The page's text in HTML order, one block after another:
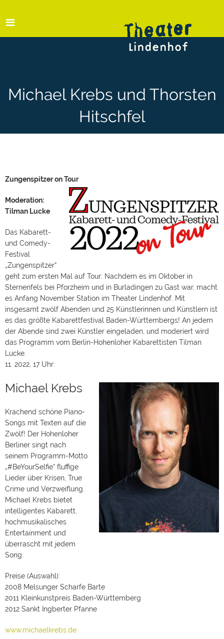
Michael Krebs und Thorsten
Hitschfel
Zungenspitzer on Tour
Moderation:
Tilman Lucke
Das Kabarett-
und Comedy-
Festival
„Zungenspitzer“
geht zum ersten Mal auf Tour: Nachdem es im Oktober in
Sternenfels bei Pforzheim und in Burladingen zu Gast war, macht
es Anfang November Station im Theater Lindenhof. Mit
insgesamt zwölf Abenden und 25 Künstlerinnen und Künstlern ist
es das größte Kabarettfestival Baden-Württembergs! An jedem
der Abende sind zwei Künstler eingeladen, und moderiert wird
das Programm vom Berlin-Hohenloher Kabarettisten Tilman
Lucke.
11. 2022, 17 Uhr:
Michael Krebs
Krachend schöne Piano-
Songs mit Texten auf die
Zwölf! Der Hohenloher
Berliner singt nach
seinem Programm-Motto
„#BeYourSelfie“ fluffige
Lieder über Krisen, True
Crime und Verzweiflung.
Michael Krebs bietet
intelligentes Kabarett,
hochmusikalisches
Entertainment und
überrascht mit jedem
Song.
Preise (Auswahl):
2008 Melsunger Scharfe Barte
2011 Kleinkunstpreis Baden-Württemberg
2012 Sankt Ingberter Pfanne
www.michaelkrebs.de